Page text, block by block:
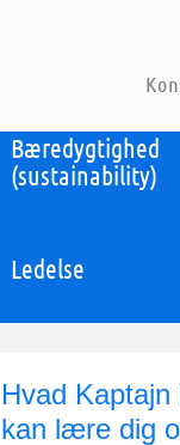
Bæredygtighed
(sustainability)
Ledelse
Hvad
kan lære dig